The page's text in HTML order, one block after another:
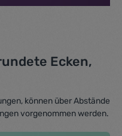
Ecken,
können über Abstände
vorgenommen werden.